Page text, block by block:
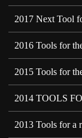
2017 Next Tool
2016 Tools for
2015 Tools for
2014 TOOLS
2013 Tools for a